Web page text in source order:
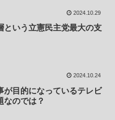
2024.10.29
という立憲民主党最大の支
2024.10.24
が目的になっているテレビ
なのでは？